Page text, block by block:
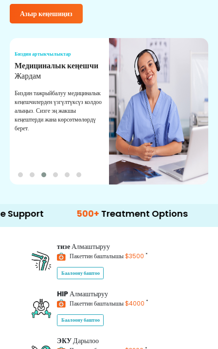
Азыр кеңешиңиз
Биздин артыкчылыктар
Медициналык кеңешчи
Жардам
Биздин тажрыйбалуу медициналык
кеңешчилерден үзгүлтүксүз колдоо
алыңыз. Сизге эң жакшы
кеңештерди жана көрсөтмөлөрдү
берет.
500+ Treatment Options
тизеАлмаштыруу
Пакеттин башталышы$3500 *
Баалоону баштоо
HIPАлмаштыруу
Пакеттин башталышы$4000 *
Баалоону баштоо
ЭКУДарылоо